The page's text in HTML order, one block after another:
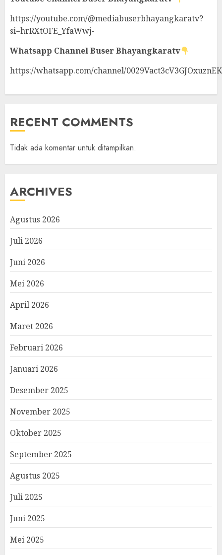
https://youtube.com/@mediabuserbhayangkaratv?
si=hrRXtOFE_YfaWwj-
Whatsapp ChannelBuser Bhayangkaratv
https://whatsapp.com/channel/
RECENT COMMENTS
Tidak ada komentar untuk ditampilkan.
ARCHIVES
Agustus 2026
Juli 2026
Juni 2026
Mei 2026
April 2026
Maret 2026
Februari 2026
Januari 2026
Desember 2025
November 2025
Oktober 2025
September 2025
Agustus 2025
Juli 2025
Juni 2025
Mei 2025